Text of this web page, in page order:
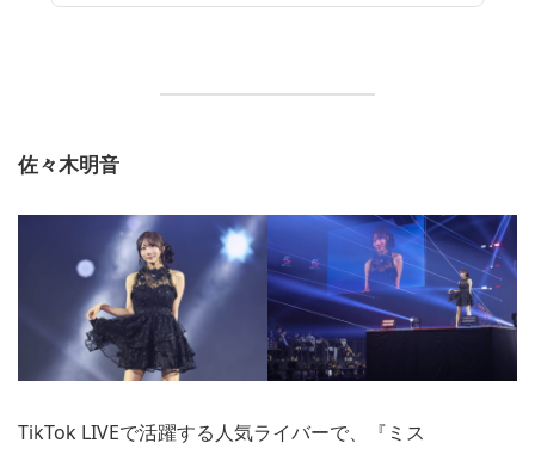
佐々木明音
TikTok LIVEで活躍する人気ライバーで、『ミス